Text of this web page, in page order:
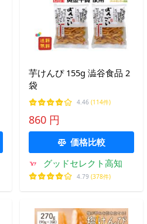
芋けんぴ 155g 澁谷食品 2
袋
4.46 (114件)
860 円
価格比較
グッドセレクト高知
4.79 (378件)